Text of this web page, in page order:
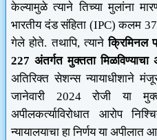
केल्यामुळे त्याने तिच्या मुलांना
भारतीय दंड संहिता (IPC) कलम
गेले होते. तथापि, त्यानेक्रिमिनल
227 अंतर्गत मुक्तता
अतिरिक्त सेशन्स न्यायाधीशाने
जानेवारी 2024 रोजी या
अपीलकर्त्याविरोधात आरोप
न्यायालयाचा हा निर्णय या अपीलात